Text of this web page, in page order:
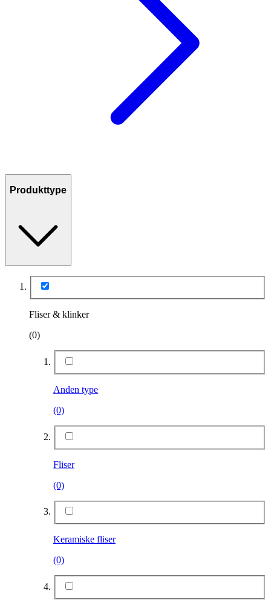
Produkttype
Fliser & klinker
(0)
Anden type
(0)
Fliser
(0)
Keramiske fliser
(0)